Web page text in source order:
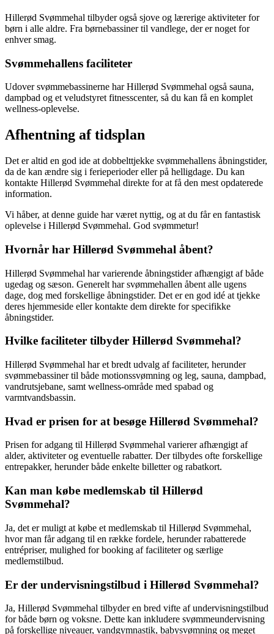
Hillerød Svømmehal tilbyder også sjove og lærerige aktiviteter for
børn i alle aldre. Fra børnebassiner til vandlege, der er noget for
enhver smag.
Svømmehallens faciliteter
Udover svømmebassinerne har Hillerød Svømmehal også sauna,
dampbad og et veludstyret fitnesscenter, så du kan få en komplet
wellness-oplevelse.
Afhentning af tidsplan
Det er altid en god ide at dobbelttjekke svømmehallens åbningstider,
da de kan ændre sig i ferieperioder eller på helligdage. Du kan
kontakte Hillerød Svømmehal direkte for at få den mest opdaterede
information.
Vi håber, at denne guide har været nyttig, og at du får en fantastisk
oplevelse i Hillerød Svømmehal. God svømmetur!
Hvornår har Hillerød Svømmehal åbent?
Hillerød Svømmehal har varierende åbningstider afhængigt af både
ugedag og sæson. Generelt har svømmehallen åbent alle ugens
dage, dog med forskellige åbningstider. Det er en god idé at tjekke
deres hjemmeside eller kontakte dem direkte for specifikke
åbningstider.
Hvilke faciliteter tilbyder Hillerød Svømmehal?
Hillerød Svømmehal har et bredt udvalg af faciliteter, herunder
svømmebassiner til både motionssvømning og leg, sauna, dampbad,
vandrutsjebane, samt wellness-område med spabad og
varmtvandsbassin.
Hvad er prisen for at besøge Hillerød Svømmehal?
Prisen for adgang til Hillerød Svømmehal varierer afhængigt af
alder, aktiviteter og eventuelle rabatter. Der tilbydes ofte forskellige
entrepakker, herunder både enkelte billetter og rabatkort.
Kan man købe medlemskab til Hillerød
Svømmehal?
Ja, det er muligt at købe et medlemskab til Hillerød Svømmehal,
hvor man får adgang til en række fordele, herunder rabatterede
entrépriser, mulighed for booking af faciliteter og særlige
medlemstilbud.
Er der undervisningstilbud i Hillerød Svømmehal?
Ja, Hillerød Svømmehal tilbyder en bred vifte af undervisningstilbud
for både børn og voksne. Dette kan inkludere svømmeundervisning
på forskellige niveauer, vandgymnastik, babysvømning og meget